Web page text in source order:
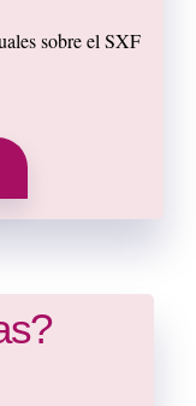
sobre el SXF